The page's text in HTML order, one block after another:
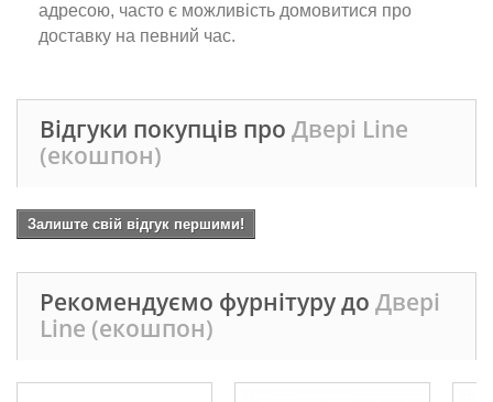
адресою, часто є можливість домовитися про
доставку на певний час.
Відгуки покупців про Двері Line
(екошпон)
Залиште свій відгук першими!
Рекомендуємо фурнітуру до Двері
Line (екошпон)